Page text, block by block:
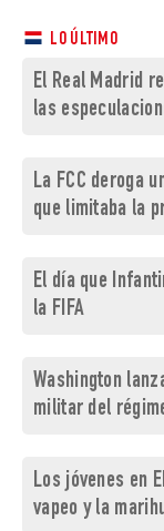
LO ÚLTIMO
El Real Madrid
las
La FCC deroga
que limitaba la
El día que
la FIFA
Washington
militar del
Los jóvenes en
vapeo y la